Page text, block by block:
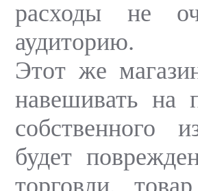
расходы не
аудиторию.
Этот же
навешивать на
собственного
будет
торговли,